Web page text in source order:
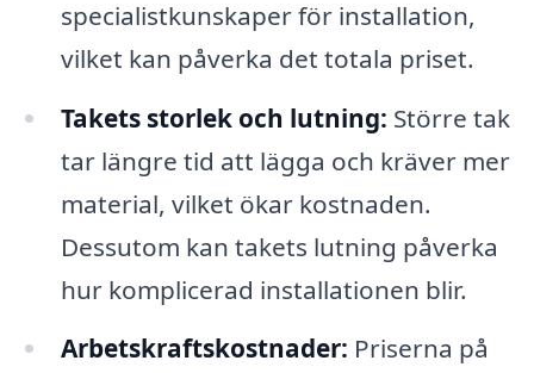
specialistkunskaper för installation,
vilket kan påverka det totala priset.
Takets storlek och lutning: Större tak
tar längre tid att lägga och kräver mer
material, vilket ökar kostnaden.
Dessutom kan takets lutning påverka
hur komplicerad installationen blir.
Arbetskraftskostnader: Priserna på